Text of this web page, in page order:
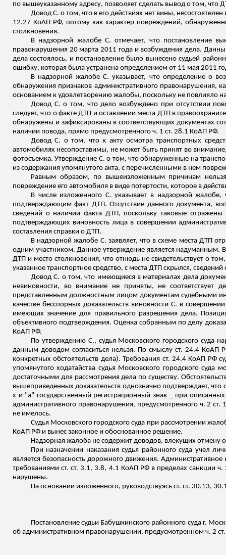
по вышеуказанному адресу, позволяет сделать вывод о том,
Довод С. о том, что в его действиях нет вины,
12.27 КоАП РФ, потому как характер повреждений,
столкновения.
В надзорной жалобе С. отмечает, что постановление
правонарушения 20 марта 2011 года и возбуждения дела.
дела состоялось, и постановление было вынесено судьей
ошибку, которая была устранена определением от 11 мая 2011
В надзорной жалобе С. указывает, что определение о
обнаружения признаков административного правонарушения,
основанием к удовлетворению жалобы, поскольку не повлияло
Довод С. о том, что дело возбуждено при отсутствии
следует, что о факте ДТП и оставлении места ДТП в
обнаружены и зафиксированы в соответствующих документах
наличии повода, прямо предусмотренного ч. 1 ст. 28.1 КоАП РФ.
Довод С. о том, что к акту осмотра транспортных
автомобилях несопоставимы, не может быть принят во
фотосъемка. Утверждение С. о том, что обнаруженные на
из содержания упомянутого акта, с перечисленными в нем
Равным образом, по вышеизложенным причинам
повреждение его автомобиля в виде потертости, которое в
В числе изложенного С. указывает в надзорной
подтверждающим факт ДТП. Отсутствие данного документа,
сведений о наличии факта ДТП, поскольку таковые
подтверждающих виновность лица в совершении
составления справки о ДТП.
В надзорной жалобе С. заявляет, что в схеме места ДТП
одним участником. Данное утверждение является надуманным.
ДТП и место столкновения, что отнюдь не свидетельствует о
указанное транспортное средство, с места ДТП скрылся,
Довод С. о том, что имеющиеся в материалах дела
невиновности, во внимание не приняты, не соответствует
представленным должностным лицом документам судебными
качестве бесспорных доказательств виновности С. в
имеющих значение для правильного разрешения дела.
объективного подтверждения. Оценка собранным по делу
КоАП РФ.
По утверждению С., судья Московского городского суда
данным доводом согласиться нельзя. По смыслу ст. 24.4 КоАП
конкретных обстоятельств дела). Требования ст. 24.4 КоАП РФ
упомянутого ходатайства судья Московского городского
достаточными для рассмотрения дела по существу.
вышеприведенных доказательств однозначно подтверждает,
х и "а" государственный регистрационный знак _ при
административного правонарушения, предусмотренного ч. 2
не имелось.
Судья Московского городского суда при рассмотрении
КоАП РФ и вынес законное и обоснованное решение.
Надзорная жалоба не содержит доводов, влекущих отмену
При назначении наказания судья районного суда учел
является безопасность дорожного движения.
требованиями ст. ст. 3.1, 3.8, 4.1 КоАП РФ в пределах санкции
нарушены.
На основании изложенного, руководствуясь ст. ст. 30.13,
Постановление судьи Бабушкинского районного суда г.
об административном правонарушении, предусмотренном ч. 2